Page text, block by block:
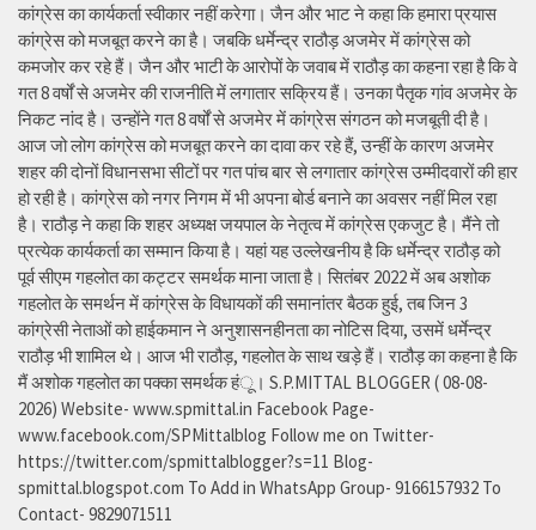
कांग्रेस का कार्यकर्ता स्वीकार नहीं करेगा। जैन और भाट ने कहा कि हमारा प्रयास
कांग्रेस को मजबूत करने का है। जबकि धर्मेन्द्र राठौड़ अजमेर में कांग्रेस को
कमजोर कर रहे हैं। जैन और भाटी के आरोपों के जवाब में राठौड़ का कहना रहा है कि वे
गत 8 वर्षों से अजमेर की राजनीति में लगातार सक्रिय हैं। उनका पैतृक गांव अजमेर के
निकट नांद है। उन्होंने गत 8 वर्षों से अजमेर में कांग्रेस संगठन को मजबूती दी है।
आज जो लोग कांग्रेस को मजबूत करने का दावा कर रहे हैं, उन्हीं के कारण अजमेर
शहर की दोनों विधानसभा सीटों पर गत पांच बार से लगातार कांग्रेस उम्मीदवारों की हार
हो रही है। कांग्रेस को नगर निगम में भी अपना बोर्ड बनाने का अवसर नहीं मिल रहा
है। राठौड़ ने कहा कि शहर अध्यक्ष जयपाल के नेतृत्व में कांग्रेस एकजुट है। मैंने तो
प्रत्येक कार्यकर्ता का सम्मान किया है। यहां यह उल्लेखनीय है कि धर्मेन्द्र राठौड़ को
पूर्व सीएम गहलोत का कट्टर समर्थक माना जाता है। सितंबर 2022 में अब अशोक
गहलोत के समर्थन में कांग्रेस के विधायकों की समानांतर बैठक हुई, तब जिन 3
कांग्रेसी नेताओं को हाईकमान ने अनुशासनहीनता का नोटिस दिया, उसमें धर्मेन्द्र
राठौड़ भी शामिल थे। आज भी राठौड़, गहलोत के साथ खड़े हैं। राठौड़ का कहना है कि
मैं अशोक गहलोत का पक्का समर्थक हंू। S.P.MITTAL BLOGGER ( 08-08-
2026) Website- www.spmittal.in Facebook Page-
www.facebook.com/SPMittalblog Follow me on Twitter-
https://twitter.com/spmittalblogger?s=11 Blog-
spmittal.blogspot.com To Add in WhatsApp Group- 9166157932 To
Contact- 9829071511